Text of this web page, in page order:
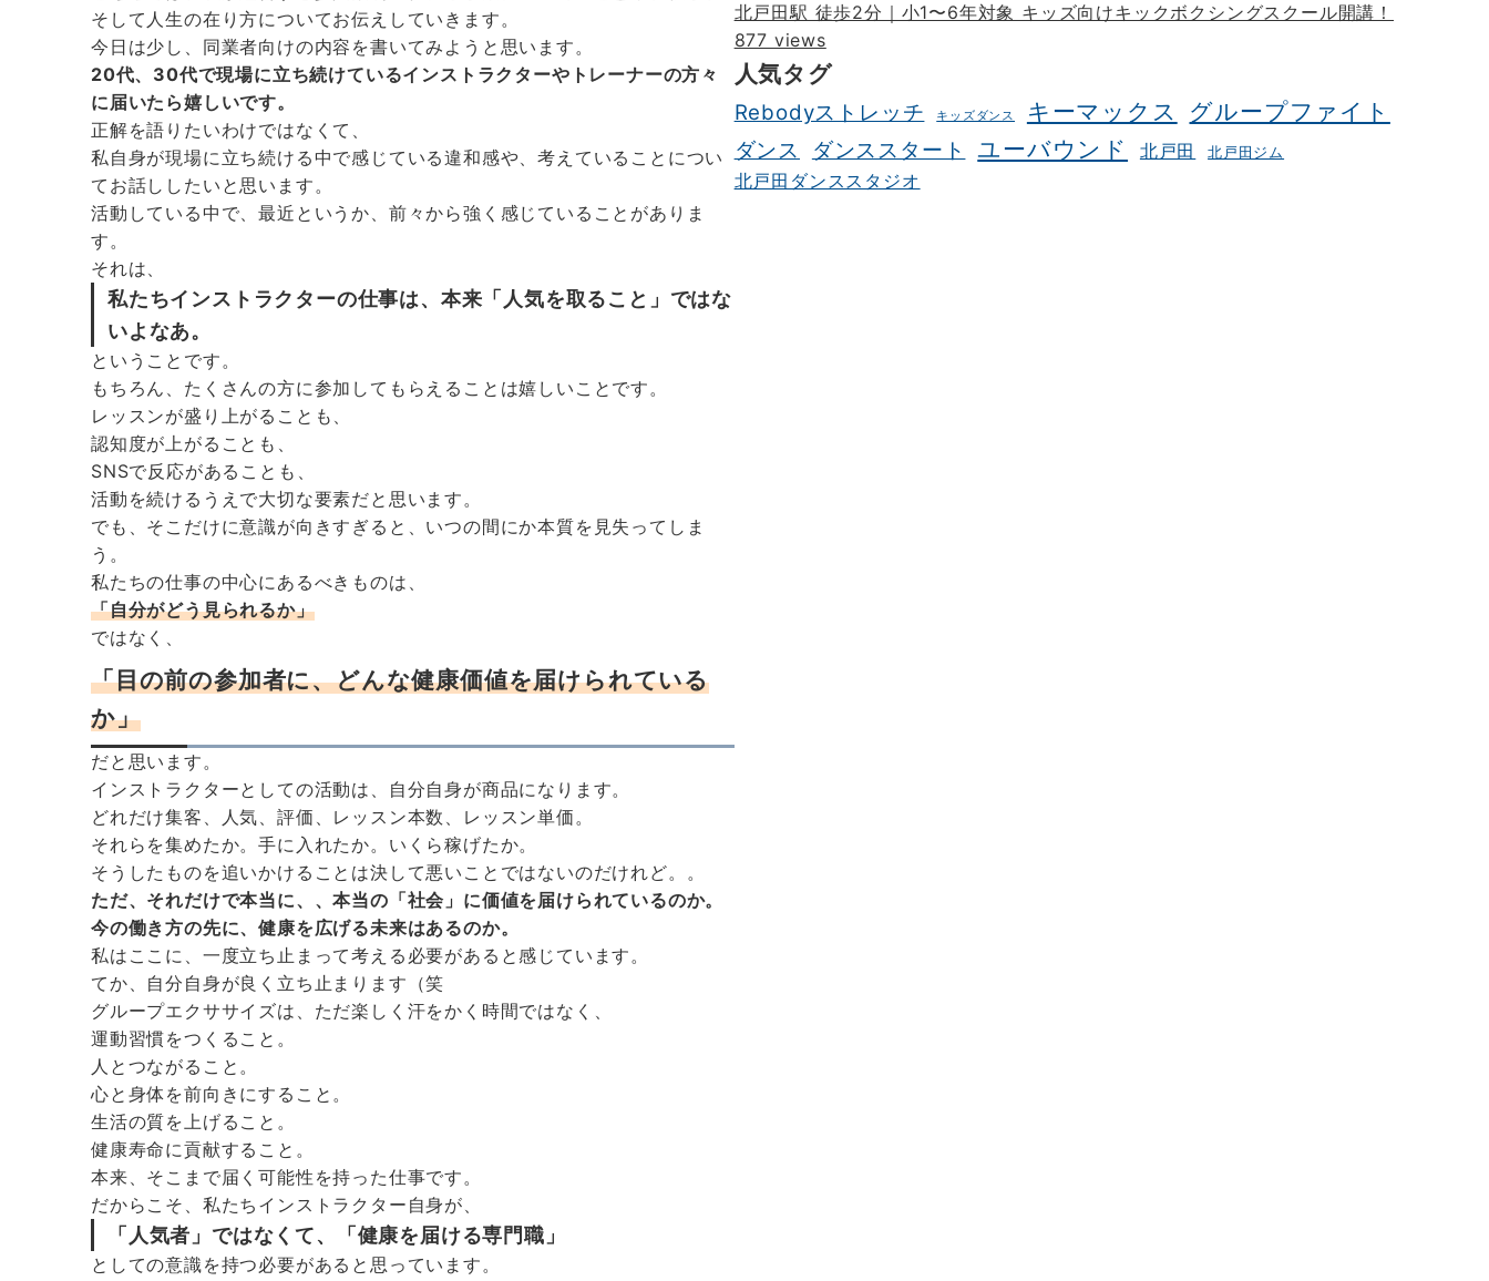
そして人生の在り方についてお伝えしていきます。
今日は少し、同業者向けの内容を書いてみようと思います。
20代、30代で現場に立ち続けているインストラクターやトレーナーの方々
に届いたら嬉しいです。
正解を語りたいわけではなくて、
私自身が現場に立ち続ける中で感じている違和感や、考えていることについ
てお話ししたいと思います。
活動している中で、最近というか、前々から強く感じていることがありま
す。
それは、
私たちインストラクターの仕事は、本来「人気を取ること」ではな
いよなあ。
ということです。
もちろん、たくさんの方に参加してもらえることは嬉しいことです。
レッスンが盛り上がることも、
認知度が上がることも、
SNSで反応があることも、
活動を続けるうえで大切な要素だと思います。
でも、そこだけに意識が向きすぎると、いつの間にか本質を見失ってしま
う。
私たちの仕事の中心にあるべきものは、
「自分がどう見られるか」
ではなく、
「目の前の参加者に、どんな健康価値を届けられている
か」
だと思います。
インストラクターとしての活動は、自分自身が商品になります。
どれだけ集客、人気、評価、レッスン本数、レッスン単価。
それらを集めたか。手に入れたか。いくら稼げたか。
そうしたものを追いかけることは決して悪いことではないのだけれど。。
ただ、それだけで本当に、、本当の「社会」に価値を届けられているのか。
今の働き方の先に、健康を広げる未来はあるのか。
私はここに、一度立ち止まって考える必要があると感じています。
てか、自分自身が良く立ち止まります（笑
グループエクササイズは、ただ楽しく汗をかく時間ではなく、
運動習慣をつくること。
人とつながること。
心と身体を前向きにすること。
生活の質を上げること。
健康寿命に貢献すること。
本来、そこまで届く可能性を持った仕事です。
だからこそ、私たちインストラクター自身が、
「人気者」 ではなくて、 「健康を届ける専門職」
としての意識を持つ必要があると思っています。
北戸田駅 徒歩2分｜小1〜6年対象 キッズ向けキックボクシングスクール開講！
877 views
人気タグ
Rebodyストレッチ キッズダンス キーマックス グループファイト
ダンス ダンススタート ユーバウンド 北戸田 北戸田ジム
北戸田ダンススタジオ